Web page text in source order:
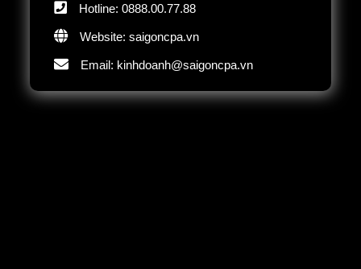
Hotline: 0888.00.77.88
Website: saigoncpa.vn
Email: kinhdoanh@saigoncpa.vn